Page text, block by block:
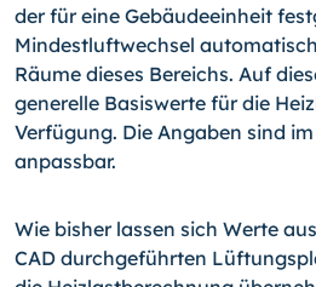
der für eine Gebäudeeinheit
Mindestluftwechsel
Räume dieses Bereichs. Auf
generelle Basiswerte für die
Verfügung. Die Angaben sind
anpassbar.
Wie bisher lassen sich Werte
CAD durchgeführten